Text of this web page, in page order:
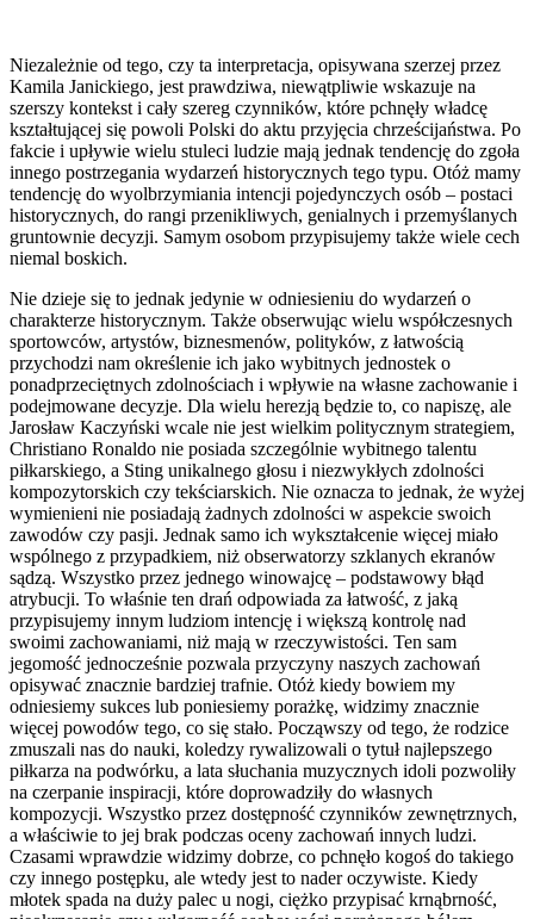
Niezależnie od tego, czy ta interpretacja, opisywana szerzej przez
Kamila Janickiego, jest prawdziwa, niewątpliwie wskazuje na
szerszy kontekst i cały szereg czynników, które pchnęły władcę
kształtującej się powoli Polski do aktu przyjęcia chrześcijaństwa. Po
fakcie i upływie wielu stuleci ludzie mają jednak tendencję do zgoła
innego postrzegania wydarzeń historycznych tego typu. Otóż mamy
tendencję do wyolbrzymiania intencji pojedynczych osób – postaci
historycznych, do rangi przenikliwych, genialnych i przemyślanych
gruntownie decyzji. Samym osobom przypisujemy także wiele cech
niemal boskich.
Nie dzieje się to jednak jedynie w odniesieniu do wydarzeń o
charakterze historycznym. Także obserwując wielu współczesnych
sportowców, artystów, biznesmenów, polityków, z łatwością
przychodzi nam określenie ich jako wybitnych jednostek o
ponadprzeciętnych zdolnościach i wpływie na własne zachowanie i
podejmowane decyzje. Dla wielu herezją będzie to, co napiszę, ale
Jarosław Kaczyński wcale nie jest wielkim politycznym strategiem,
Christiano Ronaldo nie posiada szczególnie wybitnego talentu
piłkarskiego, a Sting unikalnego głosu i niezwykłych zdolności
kompozytorskich czy tekściarskich. Nie oznacza to jednak, że wyżej
wymienieni nie posiadają żadnych zdolności w aspekcie swoich
zawodów czy pasji. Jednak samo ich wykształcenie więcej miało
wspólnego z przypadkiem, niż obserwatorzy szklanych ekranów
sądzą. Wszystko przez jednego winowajcę – podstawowy błąd
atrybucji. To właśnie ten drań odpowiada za łatwość, z jaką
przypisujemy innym ludziom intencję i większą kontrolę nad
swoimi zachowaniami, niż mają w rzeczywistości. Ten sam
jegomość jednocześnie pozwala przyczyny naszych zachowań
opisywać znacznie bardziej trafnie. Otóż kiedy bowiem my
odniesiemy sukces lub poniesiemy porażkę, widzimy znacznie
więcej powodów tego, co się stało. Począwszy od tego, że rodzice
zmuszali nas do nauki, koledzy rywalizowali o tytuł najlepszego
piłkarza na podwórku, a lata słuchania muzycznych idoli pozwoliły
na czerpanie inspiracji, które doprowadziły do własnych
kompozycji. Wszystko przez dostępność czynników zewnętrznych,
a właściwie to jej brak podczas oceny zachowań innych ludzi.
Czasami wprawdzie widzimy dobrze, co pchnęło kogoś do takiego
czy innego postępku, ale wtedy jest to nader oczywiste. Kiedy
młotek spada na duży palec u nogi, ciężko przypisać krnąbrność,